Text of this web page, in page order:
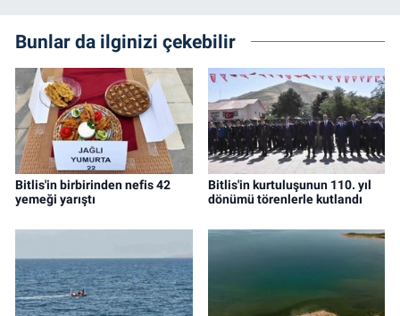
Bunlar da ilginizi çekebilir
Bitlis'in birbirinden nefis 42
yemeği yarıştı
Bitlis'in kurtuluşunun 110. yıl
dönümü törenlerle kutlandı